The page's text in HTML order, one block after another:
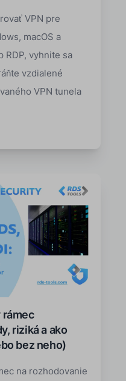
VPN pre
macOS a
RDP, vyhnite sa
vzdialené
VPN tunela
rámec
riziká a ako
bez neho)
na rozhodovanie